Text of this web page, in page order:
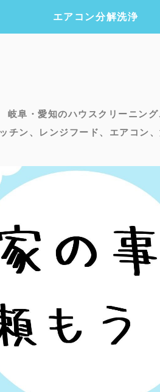
岐阜・愛知のハウスクリーニン
チン、レンジフード、エアコン
エアコン分解洗浄